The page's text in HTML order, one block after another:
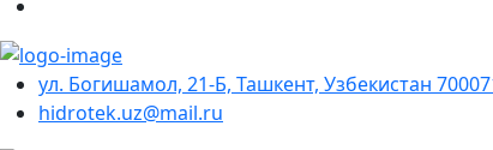
ул. Богишамол, 21-Б, Ташкент, Узбекистан
hidrotek.uz@mail.ru